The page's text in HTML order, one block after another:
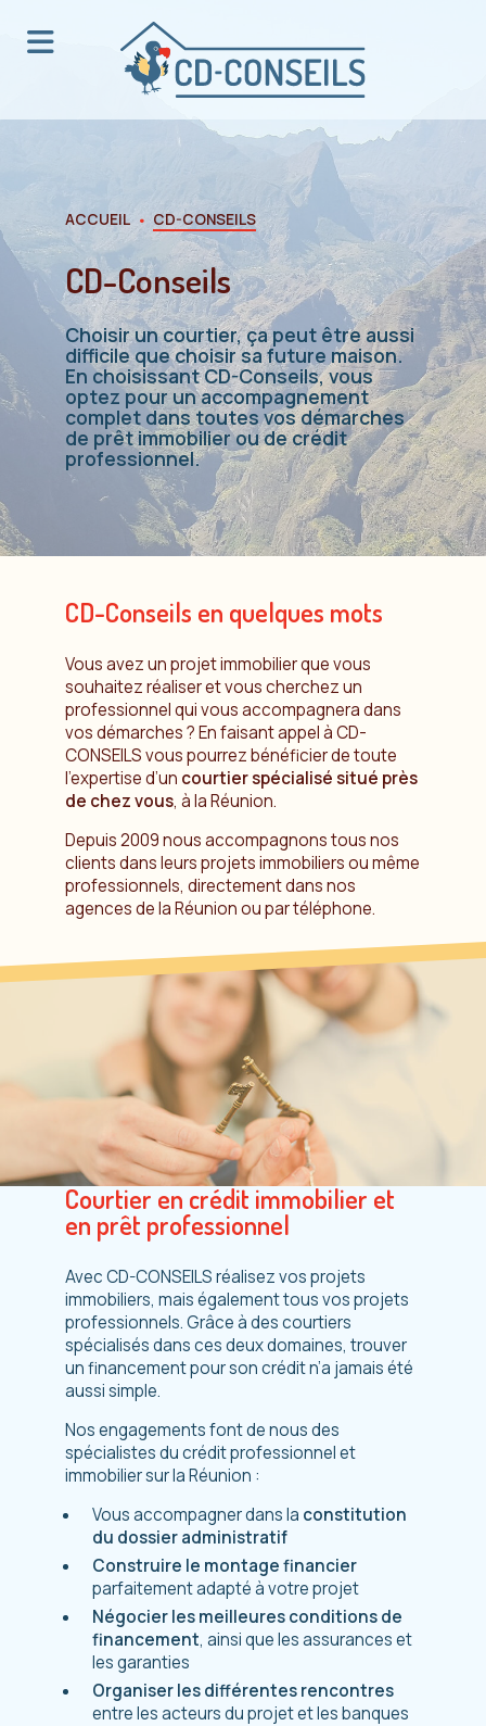
ACCUEIL · CD-CONSEILS
CD-Conseils
Choisir un courtier, ça peut être aussi
difficile que choisir sa future maison.
En choisissant CD-Conseils, vous
optez pour un accompagnement
complet dans toutes vos démarches
de prêt immobilier ou de crédit
professionnel.
CD-Conseils en quelques mots
Vous avez un projet immobilier que vous
souhaitez réaliser et vous cherchez un
professionnel qui vous accompagnera dans
vos démarches ? En faisant appel à CD-
CONSEILS vous pourrez bénéficier de toute
l’expertise d’un courtier spécialisé situé près
de chez vous, à la Réunion.
Depuis 2009 nous accompagnons tous nos
clients dans leurs projets immobiliers ou même
professionnels, directement dans nos
agences de la Réunion ou par téléphone.
Courtier en crédit immobilier et
en prêt professionnel
Avec CD-CONSEILS réalisez vos projets
immobiliers, mais également tous vos projets
professionnels. Grâce à des courtiers
spécialisés dans ces deux domaines, trouver
un financement pour son crédit n’a jamais été
aussi simple.
Nos engagements font de nous des
spécialistes du crédit professionnel et
immobilier sur la Réunion :
Vous accompagner dans la constitution
du dossier administratif
Construire le montage financier
parfaitement adapté à votre projet
Négocier les meilleures conditions de
financement, ainsi que les assurances et
les garanties
Organiser les différentes rencontres
entre les acteurs du projet et les banques